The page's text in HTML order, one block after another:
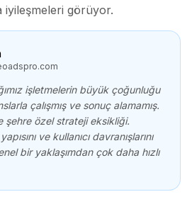
iyileşmeleri görüyor.
işletmelerin büyük çoğunluğu
çalışmış ve sonuç alamamış.
şehre özel strateji eksikliği.
ve kullanıcı davranışlarını
bir yaklaşımdan çok daha hızlı